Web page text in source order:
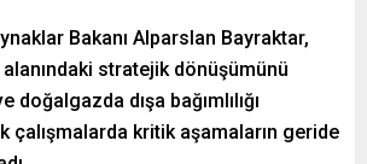
Bakanı Alparslan Bayraktar,
stratejik dönüşümünü
doğalgazda dışa bağımlılığı
çalışmalarda kritik aşamaların geride